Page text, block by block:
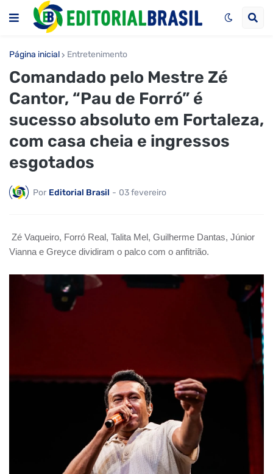
Página inicial Entretenimento
Comandado pelo Mestre Zé
Cantor, “Pau de Forró” é
sucesso absoluto em Fortaleza,
com casa cheia e ingressos
esgotados
Por Editorial Brasil - 03 fevereiro
Zé Vaqueiro, Forró Real, Talita Mel, Guilherme Dantas, Júnior
Vianna e Greyce dividiram o palco com o anfitrião.